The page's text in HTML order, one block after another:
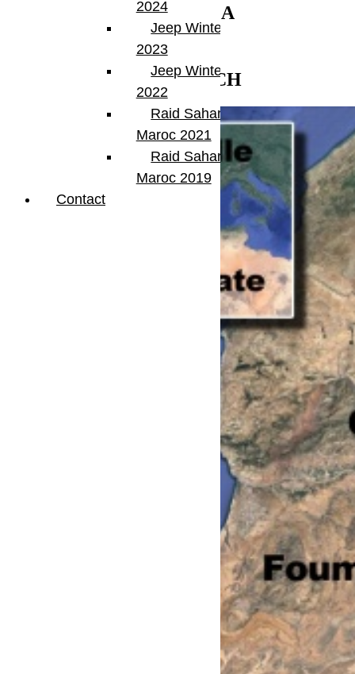
MERZOUGA
MARRAKECH
2024
Jeep Winter Tour
2023
Jeep Winter Tour
2022
Raid Sahara Tour
Maroc 2021
Raid Sahara Tour
Maroc 2019
Contact